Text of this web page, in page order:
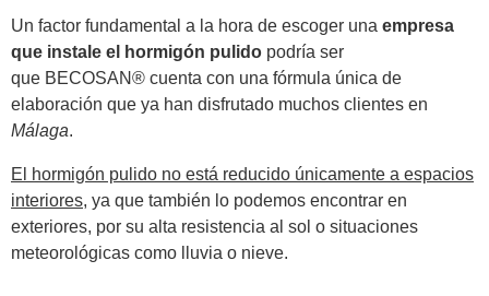
Un factor fundamental a la hora de escoger una empresa
que instale el hormigón pulido podría ser
que BECOSAN® cuenta con una fórmula única de
elaboración que ya han disfrutado muchos clientes en
Málaga.
El hormigón pulido no está reducido únicamente a espacios
interiores, ya que también lo podemos encontrar en
exteriores, por su alta resistencia al sol o situaciones
meteorológicas como lluvia o nieve.